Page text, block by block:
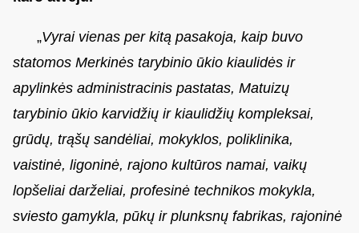
„Vyrai vienas per kitą pasakoja, kaip buvo
statomos Merkinės tarybinio ūkio kiaulidės ir
apylinkės administracinis pastatas, Matuizų
tarybinio ūkio karvidžių ir kiaulidžių kompleksai,
grūdų, trąšų sandėliai, mokyklos, poliklinika,
vaistinė, ligoninė, rajono kultūros namai, vaikų
lopšeliai darželiai, profesinė technikos mokykla,
sviesto gamykla, pūkų ir plunksnų fabrikas, rajoninė